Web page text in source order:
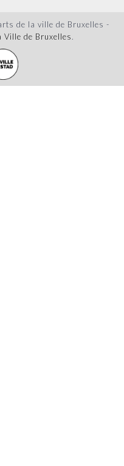
de la ville de Bruxelles -
Ville de Bruxelles.